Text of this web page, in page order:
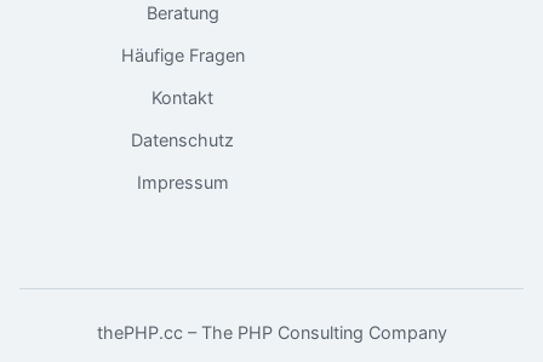
Beratung
Häufige Fragen
Kontakt
Datenschutz
Impressum
thePHP.cc – The PHP Consulting Company